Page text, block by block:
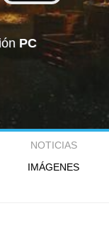
PC
NOTICIAS
IMÁGENES